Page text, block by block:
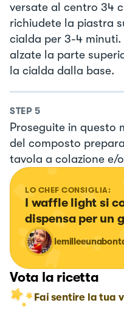
versate al centro 34
richiudete la piastra
cialda per 3-4
alzate la parte
la cialda dalla base.
STEP 5
Proseguite in questo
del composto
tavola a colazione e/
LO CHEF CONSIGLIA:
I waffle light si
dispensa per un
Vota la ricetta
Fai sentire la tua